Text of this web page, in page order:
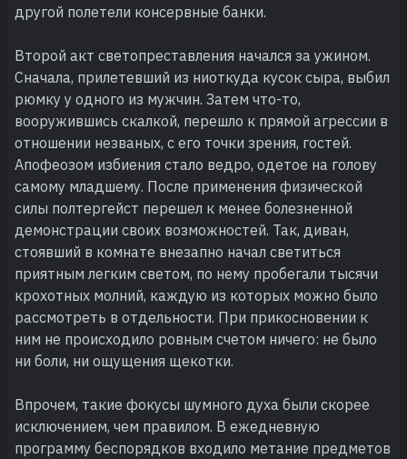
другой полетели консервные банки.
Второй акт светопреставления начался за ужином.
Сначала, прилетевший из ниоткуда кусок сыра, выбил
рюмку у одного из мужчин. Затем что-то,
вооружившись скалкой, перешло к прямой агрессии в
отношении незваных, с его точки зрения, гостей.
Апофеозом избиения стало ведро, одетое на голову
самому младшему. После применения физической
силы полтергейст перешел к менее болезненной
демонстрации своих возможностей. Так, диван,
стоявший в комнате внезапно начал светиться
приятным легким светом, по нему пробегали тысячи
крохотных молний, каждую из которых можно было
рассмотреть в отдельности. При прикосновении к
ним не происходило ровным счетом ничего: не было
ни боли, ни ощущения щекотки.
Впрочем, такие фокусы шумного духа были скорее
исключением, чем правилом. В ежедневную
программу беспорядков входило метание предметов